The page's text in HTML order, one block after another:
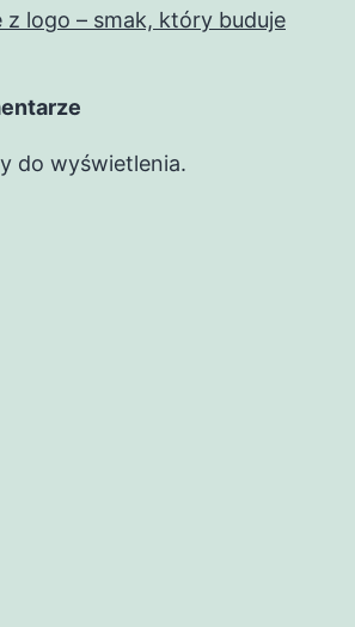
z logo – smak, który buduje
do wyświetlenia.